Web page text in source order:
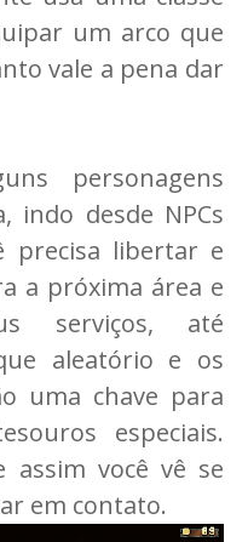
um arco que
vale a pena dar
personagens
indo desde NPCs
precisa libertar e
a próxima área e
serviços, até
aleatório e os
uma chave para
especiais.
assim você vê se
em contato.